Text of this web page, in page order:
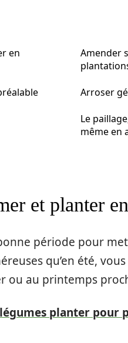
en
Amender
Arroser
Le
même en
et planter
période pour
qu’en été,
ou au printemps
planter pour